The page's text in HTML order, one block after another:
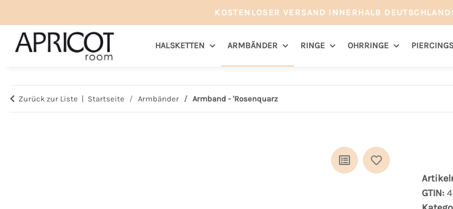
KOSTENLOSER VERSAND INNERHALB
HALSKETTEN ARMBÄNDER RINGE OHRRINGE PIERCINGS
Zurück zur Liste Startseite Armbänder Armband - 'Rosenquarz
GTIN: